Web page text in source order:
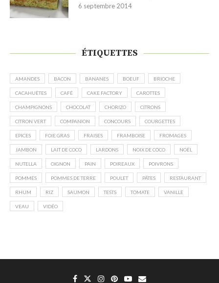
6 septembre 2014
ÉTIQUETTES
AMANDES BACON BANANES BOEUF BRIOCHE
CACAHUÈTES CAFÉ CAKE FACTORY CAROTTES
CHAMPIGNONS CHOCOLAT CHORIZO CITRONS
CITRON VERT COMPANION CONCOURS COURGETTES
EPICES FOIE GRAS FRAISES FRAMBOISE FROMAGES
JAMBON LAIT DE COCO LARDONS NOIX DE COCO NOËL
NUTELLA OIGNON PAIN POIREAUX POIVRONS
POMMES POMMES DE TERRE POULET PÂTES RESTAURANT
RHUM RIZ SAUMON TESTS TOMATE VANILLE
VEAU VIDÉO